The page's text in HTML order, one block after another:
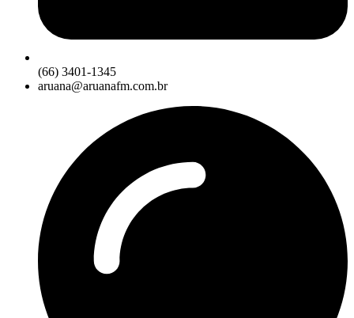
(66) 3401-1345
aruana@aruanafm.com.br